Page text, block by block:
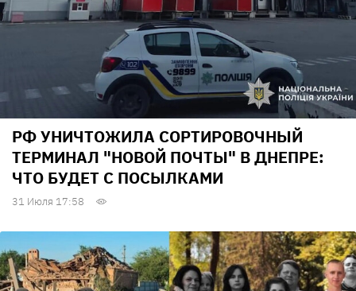
РФ УНИЧТОЖИЛА СОРТИРОВОЧНЫЙ
ТЕРМИНАЛ "НОВОЙ ПОЧТЫ" В ДНЕПРЕ:
ЧТО БУДЕТ С ПОСЫЛКАМИ
31 Июля 17:58